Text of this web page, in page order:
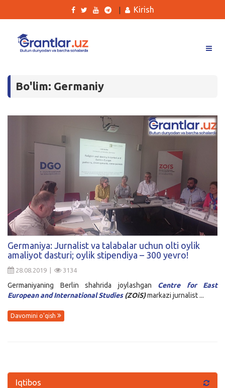
Tanlovlar
Blog
Qidirish
Kirish
Bo'lim: Germaniy
Germaniya: Jurnalist va talabalar uchun olti oylik
amaliyot dasturi; oylik stipendiya – 300 yevro!
28.08.2019 | 3134
Germaniyaning Berlin shahrida joylashgan Centre for East
European and International Studies(ZOiS)markazi jurnalist ...
Davomini o'qish
Iqtibos